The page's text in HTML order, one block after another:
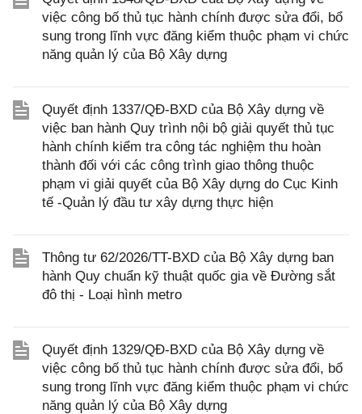
việc công bố thủ tục hành chính được sửa đổi, bổ
sung trong lĩnh vực đăng kiểm thuộc phạm vi chức
năng quản lý của Bộ Xây dựng
Quyết định 1337/QĐ-BXD của Bộ Xây dựng về
việc ban hành Quy trình nội bộ giải quyết thủ tục
hành chính kiểm tra công tác nghiệm thu hoàn
thành đối với các công trình giao thông thuộc
phạm vi giải quyết của Bộ Xây dựng do Cục Kinh
tế -Quản lý đầu tư xây dựng thực hiện
Thông tư 62/2026/TT-BXD của Bộ Xây dựng ban
hành Quy chuẩn kỹ thuật quốc gia về Đường sắt
đô thị - Loại hình metro
Quyết định 1329/QĐ-BXD của Bộ Xây dựng về
việc công bố thủ tục hành chính được sửa đổi, bổ
sung trong lĩnh vực đăng kiểm thuộc phạm vi chức
năng quản lý của Bộ Xây dựng